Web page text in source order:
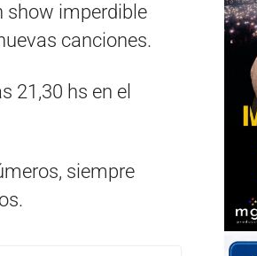
show imperdible
canciones.
21,30 hs en el
siempre